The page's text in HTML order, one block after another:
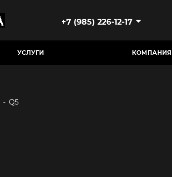
+7 (985) 226-12-17
УСЛУГИ КОМПАНИЯ
- Q5